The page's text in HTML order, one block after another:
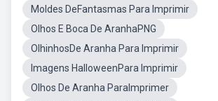
Moldes DeFantasmas Para Imprimir
Olhos E Boca De AranhaPNG
OlhinhosDe Aranha Para Imprimir
Imagens HalloweenPara Imprimir
Olhos De Aranha ParaImprimer